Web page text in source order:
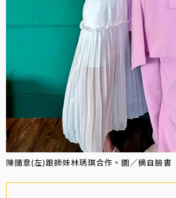
陳隨意(左)跟師妹林琇琪合作。圖／摘自臉書